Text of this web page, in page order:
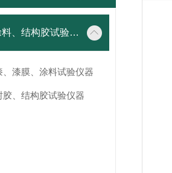
油漆涂料、结构胶试验仪器
、漆膜、涂料试验仪器
胶、结构胶试验仪器